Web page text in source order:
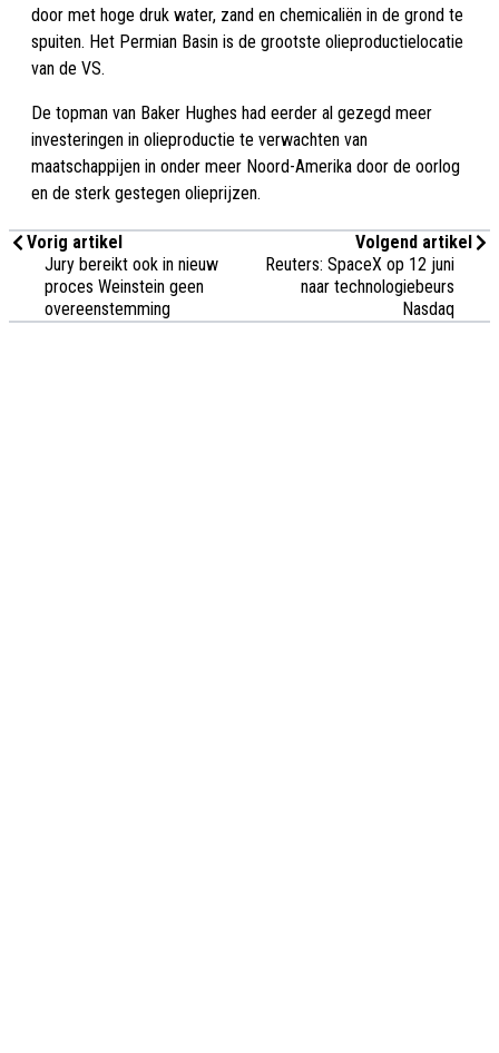
door met hoge druk water, zand en chemicaliën in de grond te
spuiten. Het Permian Basin is de grootste olieproductielocatie
van de VS.
De topman van Baker Hughes had eerder al gezegd meer
investeringen in olieproductie te verwachten van
maatschappijen in onder meer Noord-Amerika door de oorlog
en de sterk gestegen olieprijzen.
Vorig artikel
Jury bereikt ook in nieuw
proces Weinstein geen
overeenstemming
Volgend artikel
Reuters: SpaceX op 12 juni
naar technologiebeurs
Nasdaq